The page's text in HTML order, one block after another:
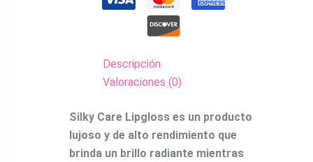
Descripción
Valoraciones (0)
Silky Care Lipgloss es un producto
lujoso y de alto rendimiento que
brinda un brillo radiante mientras